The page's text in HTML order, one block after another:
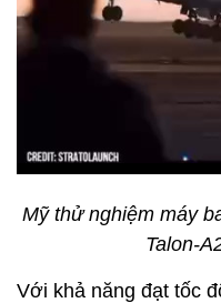
Mỹ thử nghiệm máy
Talon-
Với khả năng đạt tốc